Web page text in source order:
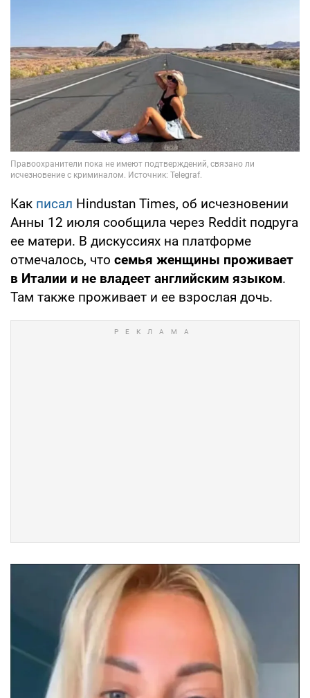
Как писал Hindustan Times, об исчезновении
Анны 12 июля сообщила через Reddit подруга
ее матери. В дискуссиях на платформе
отмечалось, что семья женщины проживает
в Италии и не владеет английским языком.
Там также проживает и ее взрослая дочь.